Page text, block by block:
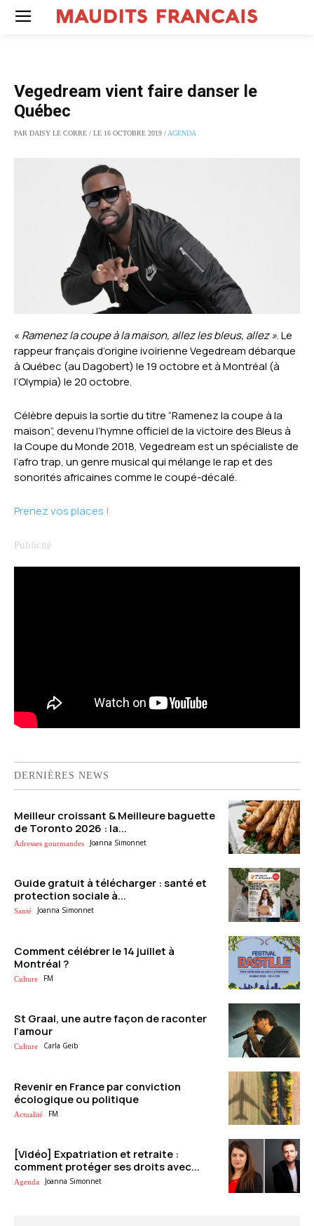
Vegedream vient faire danser le
Québec
PAR DAISY LE CORRE / LE 16 OCTOBRE 2019 /AGENDA
« Ramenez la coupe à la maison, allez les bleus, allez ». Le
rappeur français d’origine ivoirienne Vegedream débarque
à Québec (au Dagobert) le 19 octobre et à Montréal (à
l’Olympia) le 20 octobre.
Célèbre depuis la sortie du titre “Ramenez la coupe à la
maison”, devenu l’hymne officiel de la victoire des Bleus à
la Coupe du Monde 2018, Vegedream est un spécialiste de
l’afro trap, un genre musical qui mélange le rap et des
sonorités africaines comme le coupé-décalé.
Prenez vos places !
DERNIÈRES NEWS
Meilleur croissant & Meilleure baguette
de Toronto 2026 : la...
Adresses gourmandes Joanna Simonnet
Guide gratuit à télécharger : santé et
protection sociale à...
Santé Joanna Simonnet
Comment célébrer le 14 juillet à
Montréal ?
Culture FM
St Graal, une autre façon de raconter
l’amour
Culture Carla Geib
Revenir en France par conviction
écologique ou politique
Actualité FM
[Vidéo] Expatriation et retraite :
comment protéger ses droits avec...
Agenda Joanna Simonnet